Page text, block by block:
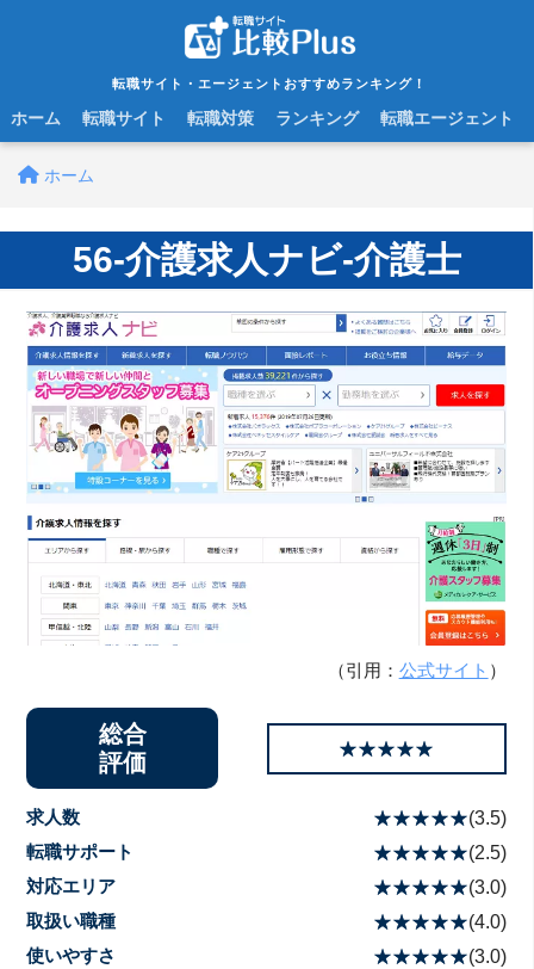
転職サイト・エージェントおすすめランキング！
ホーム 転職サイト 転職対策 ランキング 転職エージェント
ホーム
56-介護求人ナビ-介護士
（引用： 公式サイト ）
総合
評価
☆☆☆☆☆
★★★★★
求人数 ☆☆☆☆☆
★★★★★(3.5)
転職サポート
☆☆☆☆☆
★★★★★(2.5)
対応エリア
☆☆☆☆☆
★★★★★(3.0)
取扱い職種
☆☆☆☆☆
★★★★★(4.0)
使いやすさ
☆☆☆☆☆
★★★★★(3.0)